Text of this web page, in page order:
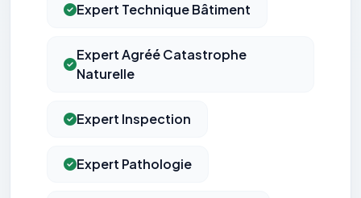
Expert Technique Bâtiment
Expert Agréé Catastrophe
Naturelle
Expert Inspection
Expert Pathologie